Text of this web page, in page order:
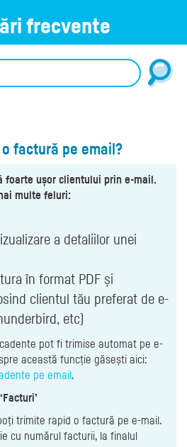
frecvente
factură pe email?
foarte ușor clientului prin e-mail.
multe feluri:
a detaliilor unei
în format PDF și
clientul tău preferat de e-
etc)
pot fi trimise automat pe e-
această funcție găsești aici:
pe email.
trimite rapid o factură pe e-mail.
cu numărul facturii, la finalul